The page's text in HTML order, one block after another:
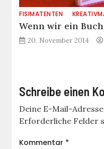
FISIMATENTEN
Wenn wir ein
20. November 2014
Schreibe einen
Deine E-Mail-
Erforderliche Felder
Kommentar *